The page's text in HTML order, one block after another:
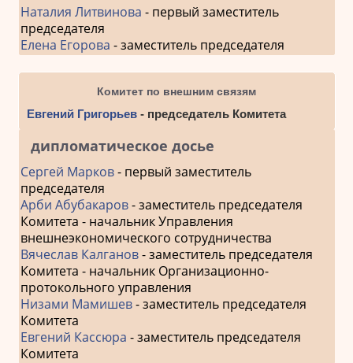
Наталия Литвинова - первый заместитель
председателя
Елена Егорова - заместитель председателя
Комитет по внешним связям
Евгений Григорьев- председатель Комитета
дипломатическое досье
Сергей Марков- первый заместитель
председателя
Арби Абубакаров- заместитель председателя
Комитета - начальник Управления
внешнеэкономического сотрудничества
Вячеслав Калганов- заместитель председателя
Комитета - начальник Организационно-
протокольного управления
Низами Мамишев- заместитель председателя
Комитета
Евгений Кассюра - заместитель председателя
Комитета